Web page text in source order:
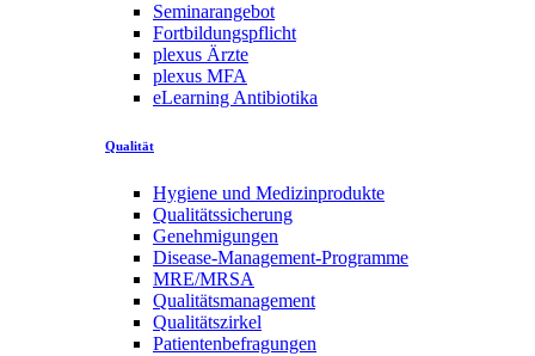
Seminarangebot
Fortbildungspflicht
plexus Ärzte
plexus MFA
eLearning Antibiotika
Qualität
Hygiene und Medizinprodukte
Qualitätssicherung
Genehmigungen
Disease-Management-Programme
MRE/MRSA
Qualitätsmanagement
Qualitätszirkel
Patientenbefragungen